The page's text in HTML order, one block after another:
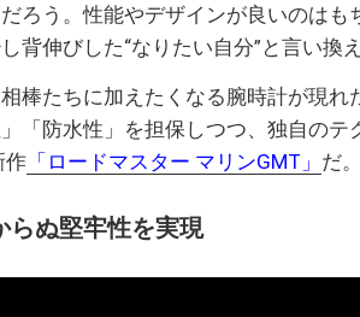
ろう。性能やデザインが良いのはも
背伸びした“なりたい自分”と言い換
棒たちに加えたくなる腕時計が現れ
」「防水性」を担保しつつ、独自の
作 「ロードマスター マリンGMT」 だ。
らぬ堅牢性を実現